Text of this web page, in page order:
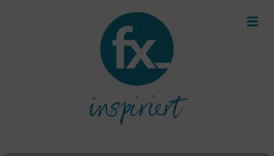
inspiriert